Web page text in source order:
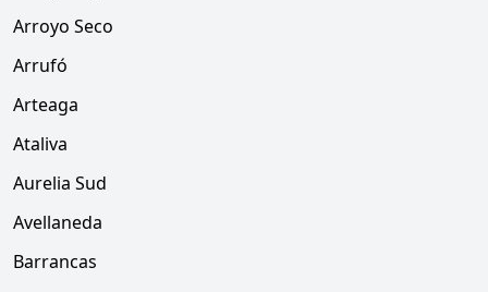
Arroyo Seco
Arrufó
Arteaga
Ataliva
Aurelia Sud
Avellaneda
Barrancas